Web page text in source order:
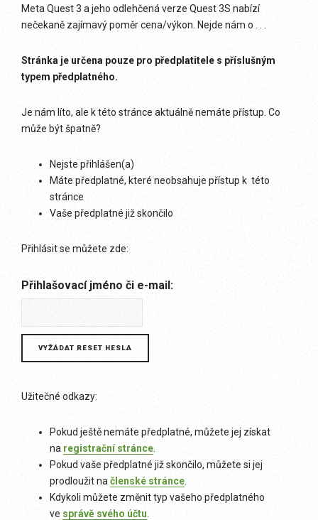
Meta Quest 3 a jeho odlehčená verze Quest 3S nabízí
nečekaně zajímavý poměr cena/výkon. Nejde nám o . . .
Stránka je určena pouze pro předplatitele s příslušným
typem předplatného.
Je nám líto, ale k této stránce aktuálně nemáte přístup. Co
může být špatně?
Nejste přihlášen(a)
Máte předplatné, které neobsahuje přístup k této
stránce
Vaše předplatné již skončilo
Přihlásit se můžete zde:
Přihlašovací jméno či e-mail:
Užitečné odkazy:
Pokud ještě nemáte předplatné, můžete jej získat
na registrační stránce
Pokud vaše předplatné již skončilo, můžete si jej
prodloužit na členské stránce
Kdykoli můžete změnit typ vašeho předplatného
ve správě svého účtu